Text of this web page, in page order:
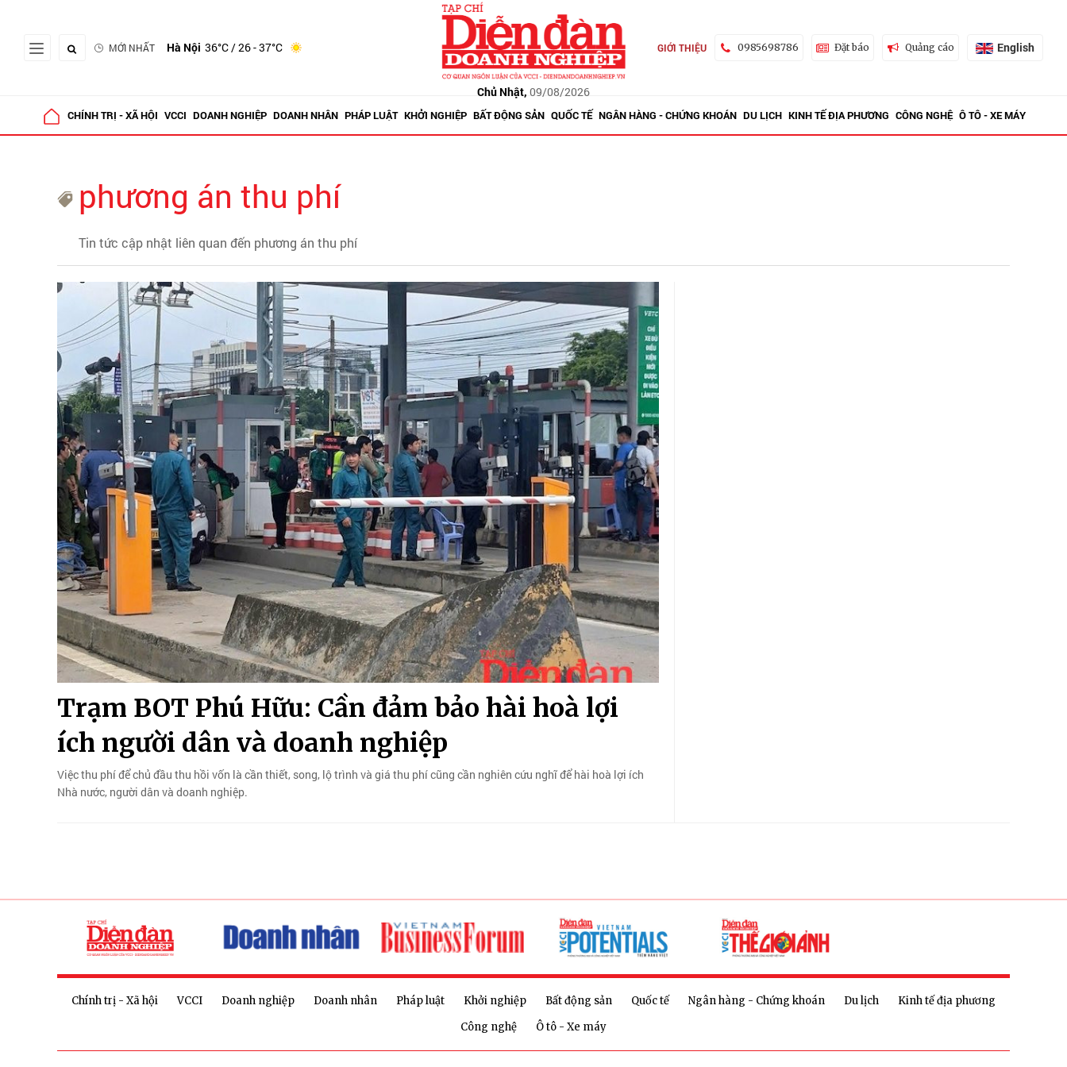
MỚI NHẤT Hà Nội 36°C/ 26 - 37°C
Chủ Nhật, 09/08/2026
GIỚI THIỆU 0985698786 Đặt báo Quảng cáo English
CHÍNH TRỊ - XÃ HỘI VCCI DOANH NGHIỆP DOANH NHÂN PHÁP LUẬT KHỞI NGHIỆP BẤT ĐỘNG SẢN QUỐC TẾ NGÂN HÀNG - CHỨNG KHOÁN DU LỊCH KINH TẾ ĐỊA PHƯƠNG CÔNG NGHỆ Ô TÔ - XE MÁY
phương án thu phí
Tin tức cập nhật liên quan đến phương án thu phí
Trạm BOT Phú Hữu: Cần đảm bảo hài hoà lợi
ích người dân và doanh nghiệp
Việc thu phí để chủ đầu thu hồi vốn là cần thiết, song, lộ trình và giá thu phí cũng cần nghiên cứu nghĩ để hài hoà lợi ích
Nhà nước, người dân và doanh nghiệp.
Chính trị - Xã hội VCCI Doanh nghiệp Doanh nhân Pháp luật Khởi nghiệp Bất động sản Quốc tế Ngân hàng - Chứng khoán Du lịch
Kinh tế địa phương
Công nghệ
Ô tô - Xe máy